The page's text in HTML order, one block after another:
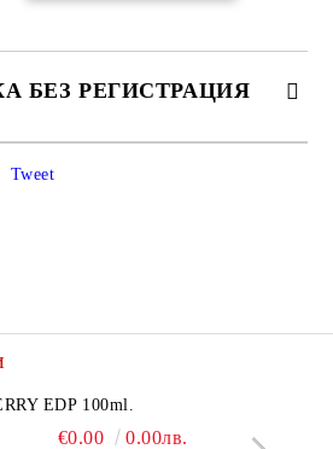
БЕЗ РЕГИСТРАЦИЯ
Tweet
EDP 100ml.
€0.00 0.00лв.